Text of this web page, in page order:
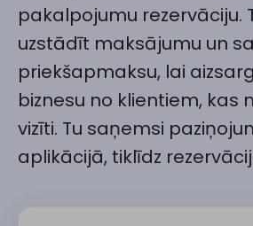
pakalpojumu rezervāciju.
uzstādīt maksājumu un
priekšapmaksu, lai
biznesu no klientiem, kas
vizīti. Tu saņemsi
aplikācijā, tiklīdz